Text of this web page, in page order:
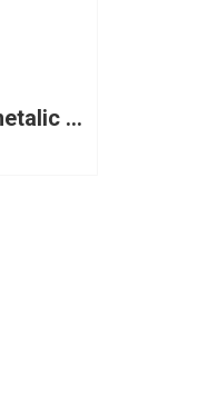
ARS краска 2:1 metalic Lada 626 1L